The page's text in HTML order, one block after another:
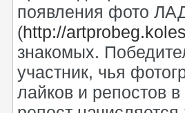
появления фото
(http://
знакомых.
участник, чья
лайков и репостов